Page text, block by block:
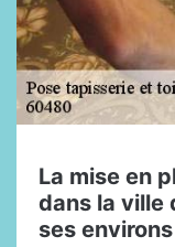
La mise en
dans la ville
ses environs